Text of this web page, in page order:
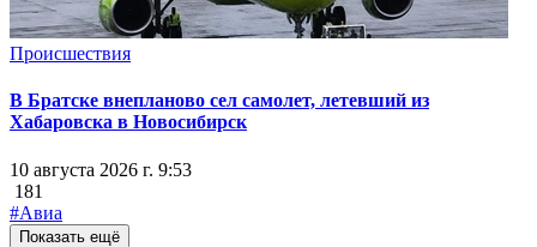
Происшествия
В Братске внепланово сел самолет, летевший из
Хабаровска в Новосибирск
10 августа 2026 г. 9:53
181
#Авиа
Показать ещё